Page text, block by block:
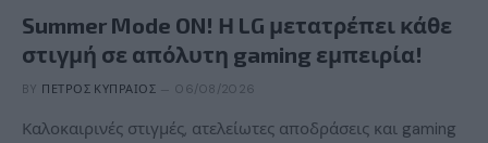
Summer Mode ON! Η LG μετατρέπει κάθε
στιγμή σε απόλυτη gaming εμπειρία!
BY ΠΈΤΡΟΣ ΚΥΠΡΑΊΟΣ 06/08/2026
Καλοκαιρινές στιγμές, ατελείωτες αποδράσεις και gaming